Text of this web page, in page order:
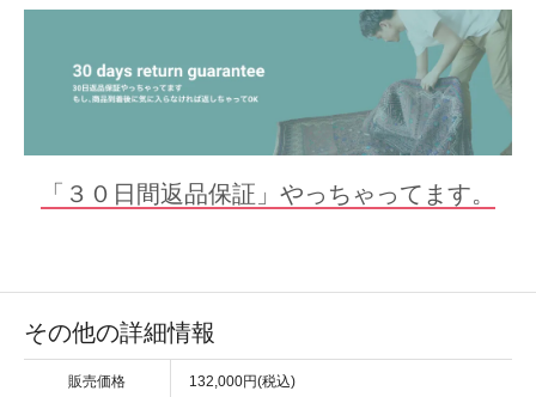
「３０日間返品保証」やっちゃってます。
その他の詳細情報
販売価格 132,000円(税込)